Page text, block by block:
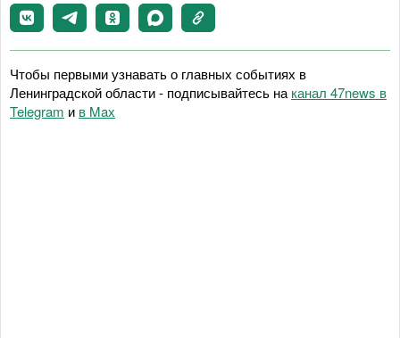
Чтобы первыми узнавать о главных событиях в
Ленинградской области - подписывайтесь на канал 47news в
Telegram и в Maх